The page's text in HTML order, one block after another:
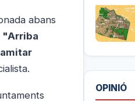
abans
"Arriba
OPINIÓ